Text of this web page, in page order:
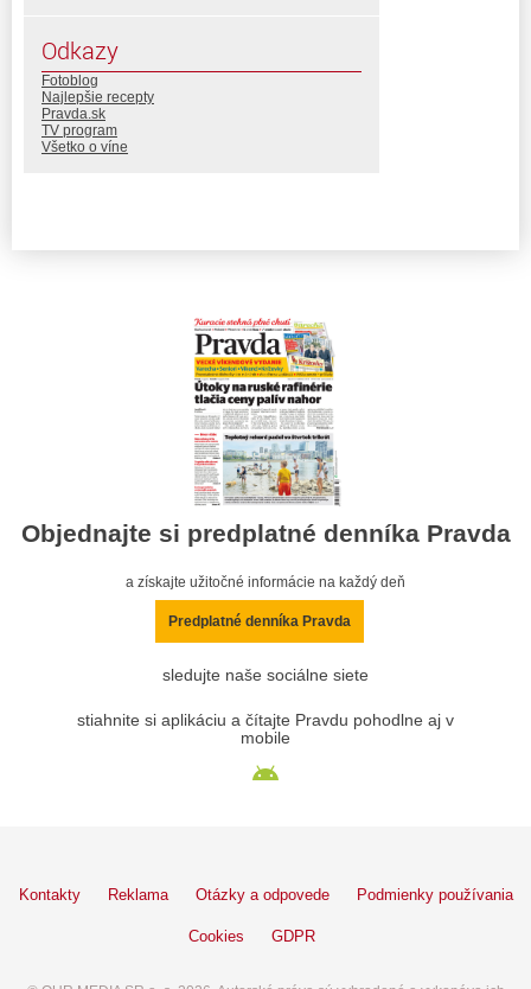
Odkazy
Fotoblog
Najlepšie recepty
Pravda.sk
TV program
Všetko o víne
Objednajte si predplatné denníka Pravda
a získajte užitočné informácie na každý deň
Predplatné denníka Pravda
sledujte naše sociálne siete
stiahnite si aplikáciu a čítajte Pravdu pohodlne aj v
mobile
Kontakty Reklama Otázky a odpovede Podmienky používania
Cookies GDPR